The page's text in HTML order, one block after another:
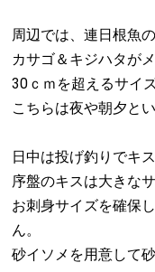
周辺では、連日根魚
カサゴ＆キジハタが
30ｃｍを超えるサイ
こちらは夜や朝夕と
日中は投げ釣りでキ
序盤のキスは大きな
お刺身サイズを確保
ん。
砂イソメを用意して